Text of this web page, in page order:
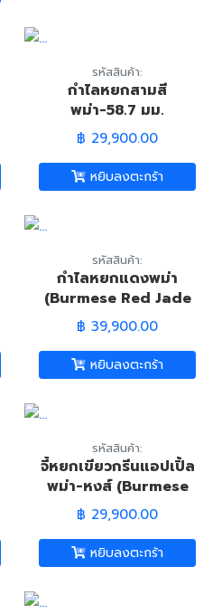
รหัสสินค้า:
กำไลหยกสามสี
พม่า-58.7 มม.
(Burmese Tri-Color
Jade Bangle)
฿ 29,900.00
หยิบลงตะกร้า
รหัสสินค้า:
กำไลหยกแดงพม่า
(Burmese Red Jade
Bangle)
฿ 39,900.00
หยิบลงตะกร้า
รหัสสินค้า:
จี้หยกเขียวกรีนแอปเปิ้ล
พม่า-หงส์ (Burmese
Apple Green Jadeite
Jade-Phoenix
Pandant)
฿ 29,900.00
หยิบลงตะกร้า